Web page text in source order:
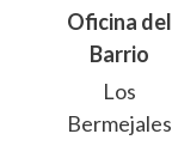
Oficina del
Barrio
Los
Bermejales